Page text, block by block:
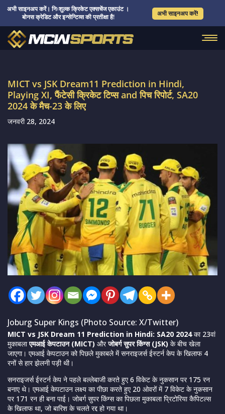
अभी साइनअप करें। निःशुल्क क्रिकेट एक्सचेंज एकाउंट ।
बोनस क्रेडिट और इन्सेन्टिव्स की प्रतीक्षा है!
अभी साइनअप करें!
MICT vs JSK Dream11 Prediction in Hindi,
Playing XI, फैंटेसी क्रिकेट टिप्स and पिच रिपोर्ट, SA20
2024 के मैच-23 के लिए
जनवरी 28, 2024
Joburg Super Kings (Photo Source: X/Twitter)
MICT vs JSK Dream 11 Prediction in Hindi: SA20 2024का 23वां
मुकाबलाएमआई केपटाउन (MICT) औरजोबर्ग सुपर किंग्स (JSK) के बीच खेला
जाएगा। एमआई केपटाउन को पिछले मुकाबले में सनराइजर्स ईस्टर्न केप के खिलाफ 4
रनों से हार झेलनी पड़ी थी।
सनराइजर्स ईस्टर्न केप ने पहले बल्लेबाजी करते हुए 6 विकेट के नुकसान पर 175 रन
बनाए थे। एमआई केपटाउन लक्ष्य का पीछा करते हुए 20 ओवरों में 7 विकेट के नुकसान
पर 171 रन ही बना पाई। जोबर्ग सुपर किंग्स का पिछला मुकाबला प्रिटोरिया कैपिटल्स
के खिलाफ था, जो बारिश के चलते रद्द हो गया था।